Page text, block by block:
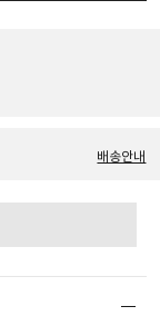
배송안내